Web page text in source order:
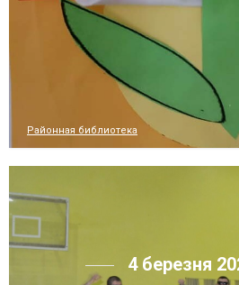
Районная библиотека
4 березня